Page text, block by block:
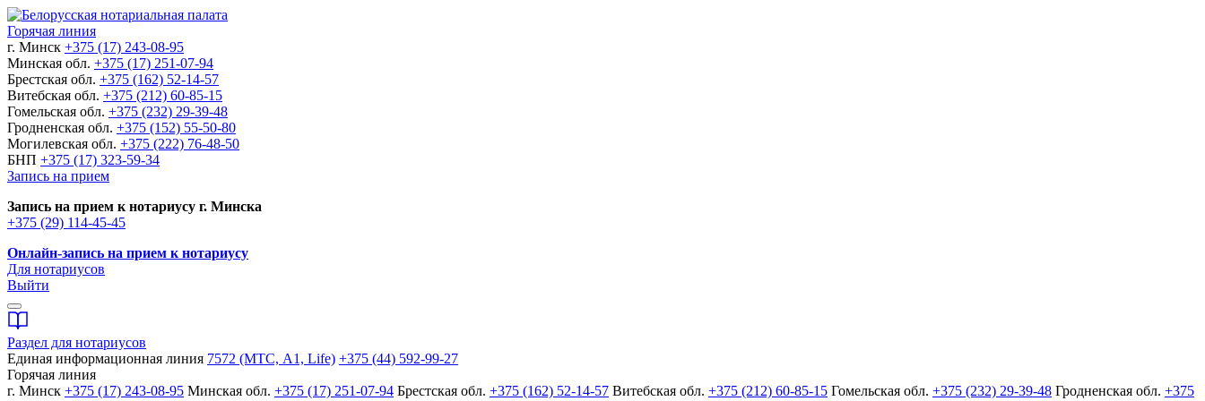
Горячая линия
г. Минск +375 (17) 243-08-95
Минская обл. +375 (17) 251-07-94
Брестская обл. +375 (162) 52-14-57
Витебская обл. +375 (212) 60-85-15
Гомельская обл. +375 (232) 29-39-48
Гродненская обл. +375 (152) 55-50-80
Могилевская обл. +375 (222) 76-48-50
БНП +375 (17) 323-59-34
Запись на прием
Запись на прием к нотариусу г. Минска
+375 (29) 114-45-45
Онлайн-запись на прием к нотариусу
Для нотариусов
Выйти
Раздел для нотариусов
Единая информационная линия 7572 (МТС, A1, Life) +375 (44) 592-99-27
Горячая линия
г. Минск +375 (17) 243-08-95 Минская обл. +375 (17) 251-07-94 Брестская обл. +375 (162) 52-14-57 Витебская обл. +375 (212) 60-85-15 Гомельская обл. +375 (232) 29-39-48 Гродненская обл. +375